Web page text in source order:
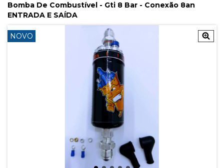
Bomba De Combustível - Gti 8 Bar - Conexão 8an
ENTRADA E SAÍDA
NOVO